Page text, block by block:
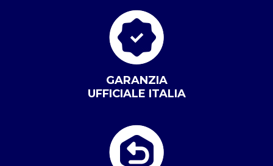
GARANZIA
UFFICIALE ITALIA